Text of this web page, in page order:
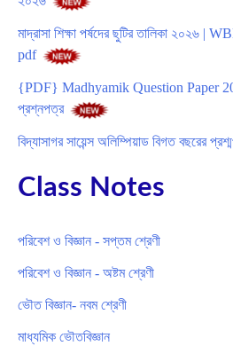
মাদ্রাসা শিক্ষা পর্ষদের ছুটির তালিকা
pdf
{PDF} Madhyamik Question Paper
প্রশ্নপত্র
বিদ্যাসাগর সায়েন্স অলিম্পিয়াড বিগত বছরের
Class Notes
পরিবেশ ও বিজ্ঞান - সপ্তম শ্রেণী
পরিবেশ ও বিজ্ঞান - অষ্টম শ্রেণী
ভৌত বিজ্ঞান- নবম শ্রেণী
মাধ্যমিক ভৌতবিজ্ঞান